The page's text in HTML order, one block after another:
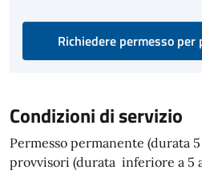
Richiedere permesso per
Condizioni di servizio
Permesso permanente (durata
provvisori (durata inferiore a 5